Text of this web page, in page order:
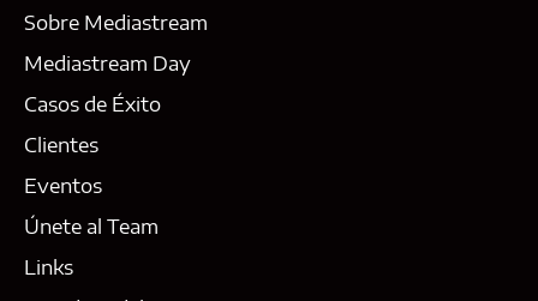
Sobre Mediastream
Mediastream Day
Casos de Éxito
Clientes
Eventos
Únete al Team
Links